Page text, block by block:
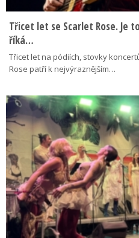
Třicet let se Scarlet Rose. Je
říká…
Třicet let na pódiích, stovky
Rose patří k nejvýraznějším…